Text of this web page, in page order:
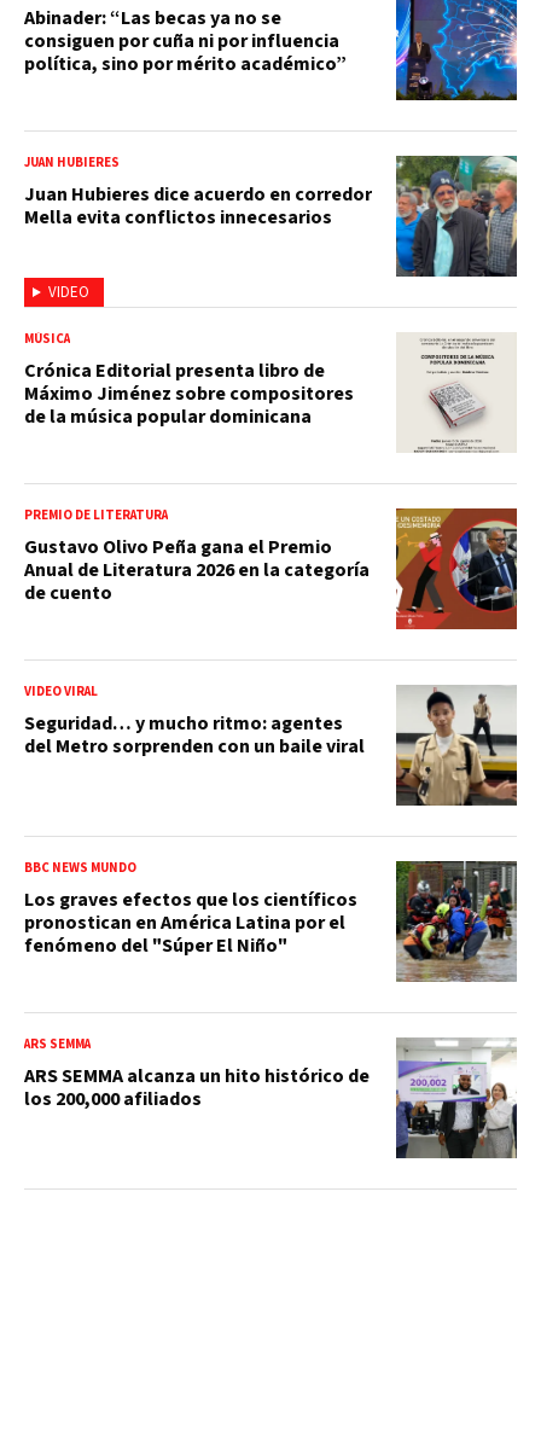
Abinader: “Las becas ya no se
consiguen por cuña ni por influencia
política, sino por mérito académico”
VIDEO
JUAN HUBIERES
Juan Hubieres dice acuerdo en corredor
Mella evita conflictos innecesarios
MÚSICA
Crónica Editorial presenta libro de
Máximo Jiménez sobre compositores
de la música popular dominicana
PREMIO DE LITERATURA
Gustavo Olivo Peña gana el Premio
Anual de Literatura 2026 en la categoría
de cuento
VIDEO VIRAL
Seguridad… y mucho ritmo: agentes
del Metro sorprenden con un baile viral
BBC NEWS MUNDO
Los graves efectos que los científicos
pronostican en América Latina por el
fenómeno del "Súper El Niño"
ARS SEMMA
ARS SEMMA alcanza un hito histórico de
los 200,000 afiliados